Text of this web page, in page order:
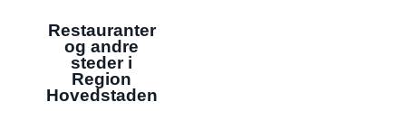
Restauranter
og andre
steder i
Region
Hovedstaden